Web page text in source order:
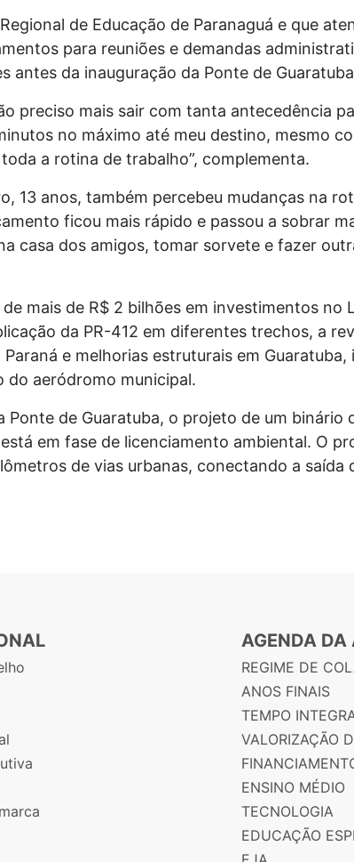
de Educação de Paranaguá e que
para reuniões e demandas
antes da inauguração da Ponte de
preciso mais sair com tanta antecedência
no máximo até meu destino, mesmo
a rotina de trabalho”, complementa.
13 anos, também percebeu mudanças na
ficou mais rápido e passou a sobrar
casa dos amigos, tomar sorvete e fazer
mais de R$ 2 bilhões em investimentos no
da PR-412 em diferentes trechos, a
e melhorias estruturais em Guaratuba,
do aeródromo municipal.
de Guaratuba, o projeto de um binário
em fase de licenciamento ambiental. O
de vias urbanas, conectando a saída
AGENDA DA
REGIME DE
ANOS FINAIS
TEMPO
VALORIZAÇÃO
ENSINO MÉDIO
TECNOLOGIA
EDUCAÇÃO